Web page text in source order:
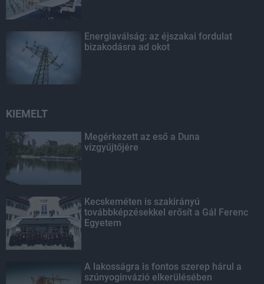
Energiaválság: az éjszakai fordulat
bizakodásra ad okot
KIEMELT
Megérkezett az eső a Duna
vízgyűjtőjére
Kecskeméten is szakirányú
továbbképzésekkel erősít a Gál Ferenc
Egyetem
A lakosságra is fontos szerep hárul a
szúnyoginvázió elkerülésében